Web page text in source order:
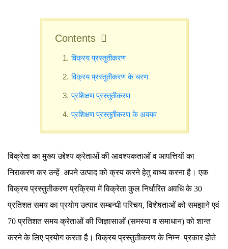
Contents
विक्रय प्रस्तुतीकरण
विक्रय प्रस्तुतीकरण के चरण
प्रशिक्षण प्रस्तुतीकरण
प्रशिक्षण प्रस्तुतीकरण के अवयव
विक्रेता का मुख्य उद्देश्य क्रेताओं की आवश्यकताओं व आपत्तियों का
निराकरण कर उन्हें अपने उत्पाद को क्रय करने हेतु बाध्य करना है। एक
विक्रय प्रस्तुतीकरण प्रक्रिया में विक्रेता कुल निर्धारित अवधि के 30
प्रतिशत समय का प्रयोग उत्पाद सम्बन्धी परिचय, विशेषताओं को समझाने एवं
70 प्रतिशत समय क्रेताओं की जिज्ञासाओं (समस्या व समाधान) को शान्त
करने के लिए प्रयोग करता है। विक्रय प्रस्तुतीकरण के निम्न प्रकार होते